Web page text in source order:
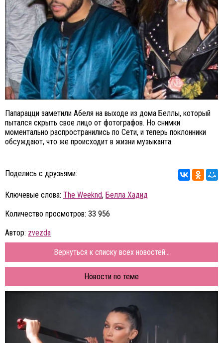
Папарацци заметили Абеля на выходе из дома Беллы, который
пытался скрыть свое лицо от фотографов. Но снимки
моментально распространились по Сети, и теперь поклонники
обсуждают, что же происходит в жизни музыканта.
Поделись с друзьями:
Ключевые слова: The Weeknd, Белла Хадид
Количество просмотров: 33 956
Автор: zvezda
Вернуться к списку всех новостей...
Новости по теме